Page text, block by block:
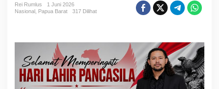
a
P
r
s
i
Rei Rumlus
1 Juni 2026
Nasional Papua Barat 317 Dilihat